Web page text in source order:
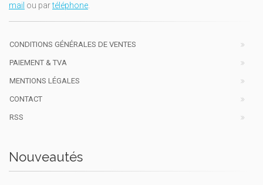
mail ou partéléphone.
CONDITIONS GÉNÉRALES DE VENTES
PAIEMENT & TVA
MENTIONS LÉGALES
CONTACT
RSS
Nouveautés